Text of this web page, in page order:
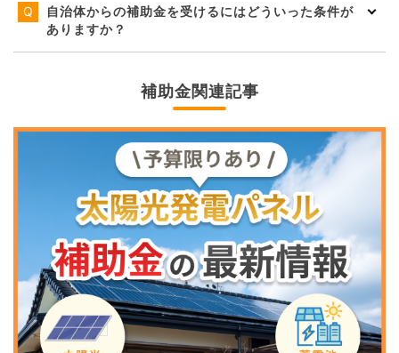
自治体からの補助金を受けるにはどういった条件が
ありますか？
補助金関連記事